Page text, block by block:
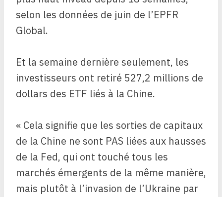
selon les données de juin de l’EPFR
Global.
Et la semaine dernière seulement, les
investisseurs ont retiré 527,2 millions de
dollars des ETF liés à la Chine.
« Cela signifie que les sorties de capitaux
de la Chine ne sont PAS liées aux hausses
de la Fed, qui ont touché tous les
marchés émergents de la même manière,
mais plutôt à l’invasion de l’Ukraine par